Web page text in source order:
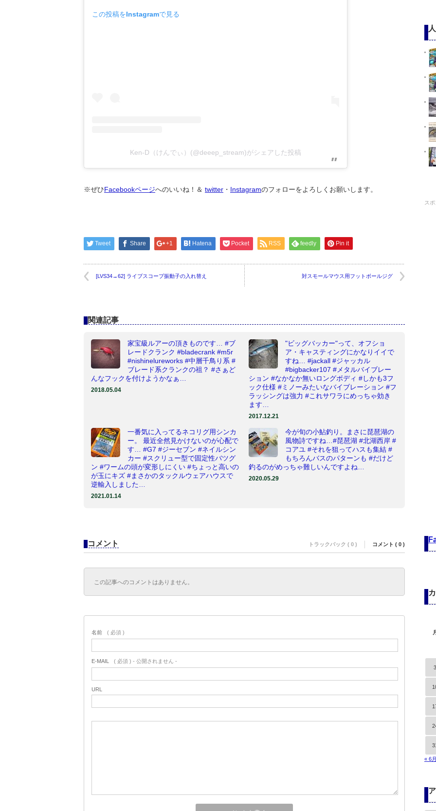
この投稿をInstagramで見る
Ken-D（けんでぃ）(@deeep_stream)がシェアした投稿
※ぜひFacebookページへのいいね！＆ twitter ・ Instagramのフォローをよろしくお願いします。
Tweet Share +1 Hatena Pocket RSS feedly Pin it
[LVS34→62] ライブスコープ振動子の入れ替え 対スモールマウス用フットボールジグ
関連記事
家宝級ルアーの頂きものです… #ブ
レードクランク #bladecrank #m5r
#nishinelureworks #中層千鳥り系 #
ブレード系クランクの祖？ #さぁど
んなフックを付けようかなぁ…
2018.05.04
"ビッグバッカー"って、オフショ
ア・キャスティングにかなりイイで
すね… #jackall #ジャッカル
#bigbacker107 #メタルバイブレー
ション #なかなか無いロングボディ #しかも3フ
ック仕様 #ミノーみたいなバイブレーション #フ
ラッシングは強力 #これサワラにめっちゃ効き
ます…
2017.12.21
一番気に入ってるネコリグ用シンカ
ー。 最近全然見かけないのが心配で
す… #G7 #ジーセブン #ネイルシン
カー #スクリュー型で固定性バツグ
ン #ワームの頭が変形しにくい #ちょっと高いの
が玉にキズ #まさかのタックルウェアハウスで
逆輸入しました…
2021.01.14
今が旬の小鮎釣り。まさに琵琶湖の
風物詩ですね…#琵琶湖 #北湖西岸 #
コアユ #それを狙ってハスも集結 #
もちろんバスのパターンも #だけど
釣るのがめっちゃ難しいんですよね…
2020.05.29
コメント トラックバック ( 0 ) コメント ( 0 )
この記事へのコメントはありません。
名前 ( 必須 )
E-MAIL ( 必須 ) - 公開されません -
URL
ス
3
« 6月